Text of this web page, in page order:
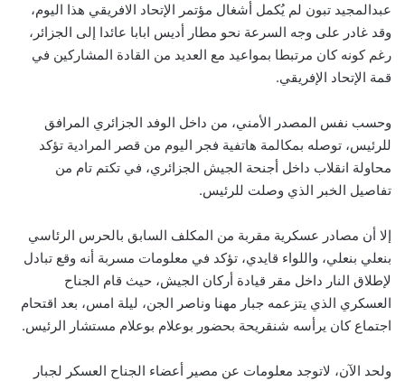
عبدالمجيد تبون لم يُكمل أشغال مؤتمر الإتحاد الافريقي هذا اليوم،
وقد غادر على وجه السرعة نحو مطار أديس ابابا عائدا إلى الجزائر،
رغم كونه كان مرتبطا بمواعيد مع العديد من القادة المشاركين في
قمة الإتحاد الإفريقي.
وحسب نفس المصدر الأمني، من داخل الوفد الجزائري المرافق
للرئيس، توصله بمكالمة هاتفية فجر اليوم من قصر المرادية تؤكد
محاولة انقلاب داخل أجنحة الجيش الجزائري، في تكتم تام من
تفاصيل الخبر الذي وصلت للرئيس.
إلا أن مصادر عسكرية مقربة من المكلف السابق بالحرس الرئاسي
بنعلي بنعلي، واللواء قايدي، تؤكد في معلومات مسربة أنه وقع تبادل
لإطلاق النار داخل مقر قيادة أركان الجيش، حيث قام الجناح
العسكري الذي يتزعمه جبار مهنا وناصر الجن، ليلة امس، بعد اقتحام
اجتماع كان يرأسه شنقريحة بحضور بوعلام بوعلام مستشار الرئيس.
ولحد الآن، لاتوجد معلومات عن مصير أعضاء الجناح العسكر لجبار